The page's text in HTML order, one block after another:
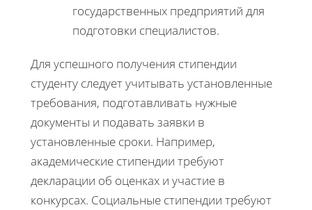
государственных предприятий для
подготовки специалистов.
Для успешного получения стипендии
студенту следует учитывать установленные
требования, подготавливать нужные
документы и подавать заявки в
установленные сроки. Например,
академические стипендии требуют
декларации об оценках и участие в
конкурсах. Социальные стипендии требуют